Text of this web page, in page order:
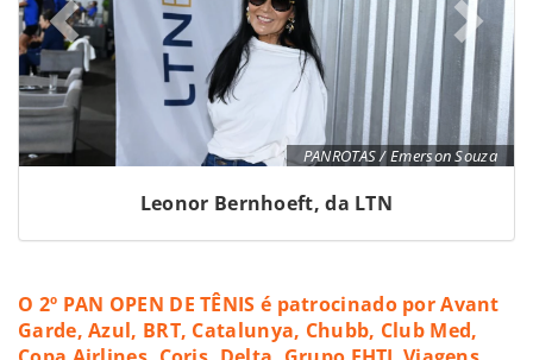
PANROTAS / Emerson Souza
Leonor Bernhoeft, da LTN
O 2º PAN OPEN DE TÊNIS é patrocinado por Avant
Garde, Azul, BRT, Catalunya, Chubb, Club Med,